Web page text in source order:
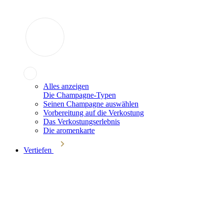
Alles anzeigen
Die Champagne-Typen
Seinen Champagne auswählen
Vorbereitung auf die Verkostung
Das Verkostungserlebnis
Die aromenkarte
Vertiefen